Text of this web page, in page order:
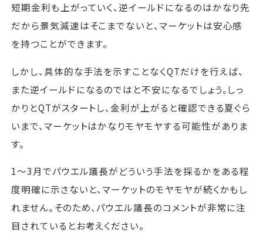
短期金利も上がっていく、逆イールドになるのはかなり先
だから景気減速はそこまでないと、マーケットは安心感
を持つことができます。
しかし、具体的な手法を示すことなくQTだけを行えば、
また逆イールドになるのではと不安になるでしょう。しっ
かりとQTがスタートし、金利が上がると確認できる夏ぐら
いまで、マーケットはかなりモヤモヤする可能性がありま
す。
1～3月でパウエル議長がどういう手法を採るかをある程
度明確に示さないと、マーケットのモヤモヤが続くかもし
れません。そのため、パウエル議長のコメントが非常に注
目されているとお考えください。